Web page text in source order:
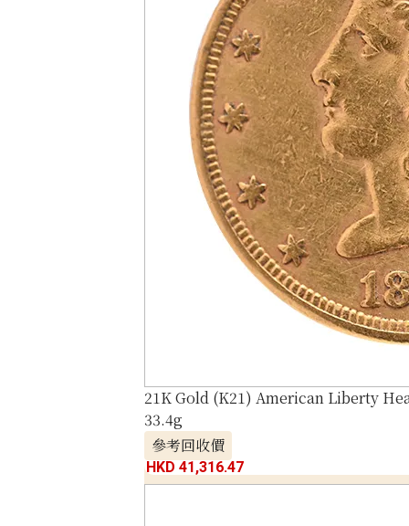
21K Gold (K21) American Liberty
33.4g
參考回收價
HKD 41,316.47